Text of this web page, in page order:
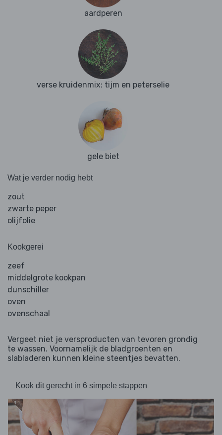
aardperen
verse kruidenmix: tijm en peterselie
gele biet
Wat je verder nodig hebt
zout
zwarte peper
olijfolie
Kookgerei
zeef
middelgrote kookpan
dunschiller
oven
ovenschaal
Vergeet niet je versproducten van tevoren grondig
te wassen. Voornamelijk de bladgroenten en
slabladeren kunnen kleine steentjes bevatten.
Kook dit gerecht in 6 simpele stappen